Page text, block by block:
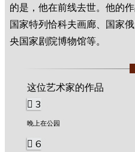
的是，他在前线去世。他的
国家特列恰科夫画廊、国家
央国家剧院博物馆等。
这位艺术家的作品
3
晚上在公园
6